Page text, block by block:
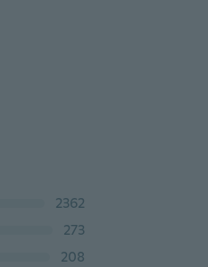
2362
273
208